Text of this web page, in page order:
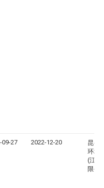
09-27 2022-12-20
昆岳
环境
(江苏
限公